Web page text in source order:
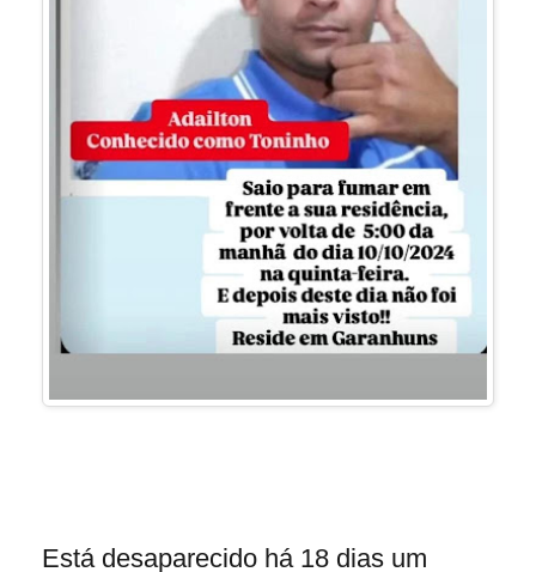
Está desaparecido há 18 dias um